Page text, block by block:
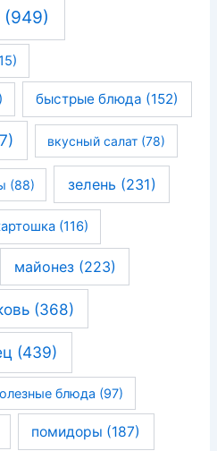
(949)
быстрые блюда (152)
вкусный салат (78)
(88) зелень (231)
(116)
майонез(223)
(368)
(439)
блюда (97)
помидоры (187)